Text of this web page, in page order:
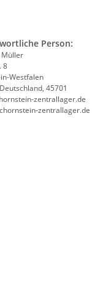
Person:
Müller
8
Westfalen
45701
zentrallager.de
zentrallager.de